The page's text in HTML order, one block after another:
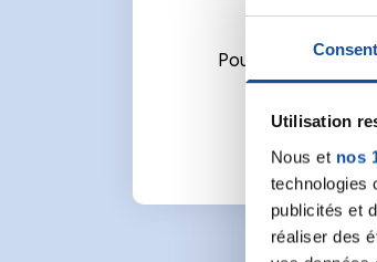
Utilisation
Nous et nos
technologies
publicités et
réaliser des
Pour écrire un